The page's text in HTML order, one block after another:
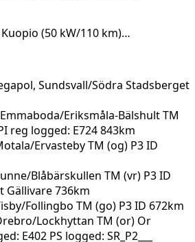
(50 kW/110 km)…
Sundsvall/Södra Stadsberget
Emmaboda/Eriksmåla-Bälshult TM
reg logged: E724 843km
Ervasteby TM (og) P3 ID
Blåbärskullen TM (vr) P3 ID
Gällivare 736km
Follingbo TM (go) P3 ID 672km
Lockhyttan TM (or) Or
E402 PS logged: SR_P2___